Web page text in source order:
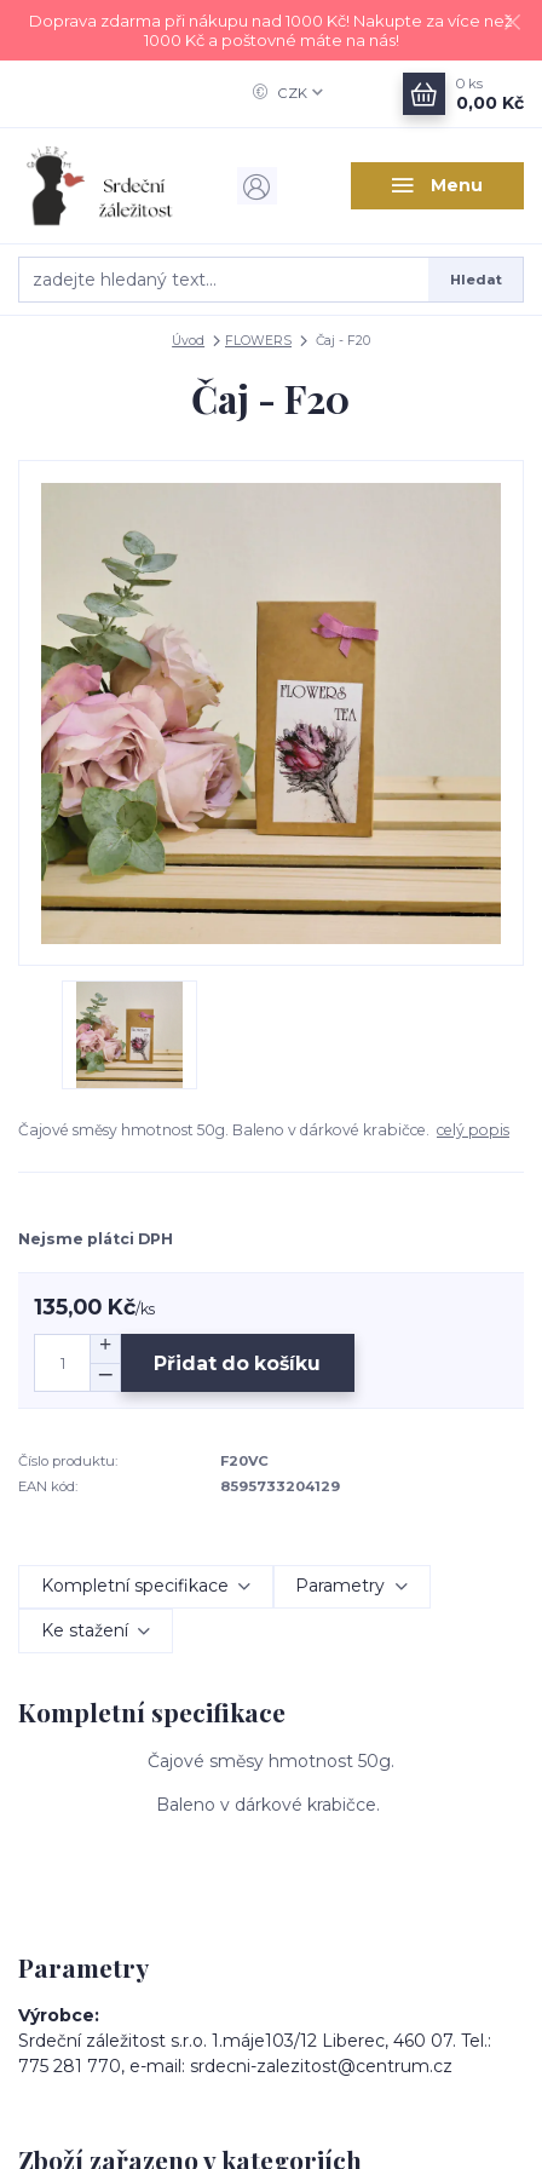
Doprava zdarma při nákupu nad 1000 Kč! Nakupte za více než
1000 Kč a poštovné máte na nás!
Menu
CZK
Hledat
0 ks
0,00 Kč
Úvod FLOWERS Čaj - F20
Čaj - F20
Čajové směsy hmotnost 50g. Baleno v dárkové krabičce. celý popis
Nejsme plátci DPH
135,00 Kč/ks
Přidat do košíku
Číslo produktu:
F20VC
EAN kód:
8595733204129
Kompletní specifikace Parametry
Ke stažení
Kompletní specifikace
Čajové směsy hmotnost 50g.
Baleno v dárkové krabičce.
Parametry
Výrobce
Srdeční záležitost s.r.o. 1.máje103/12 Liberec, 460 07. Tel.:
775 281 770, e-mail: srdecni-zalezitost@centrum.cz
Zboží zařazeno v kategoriích